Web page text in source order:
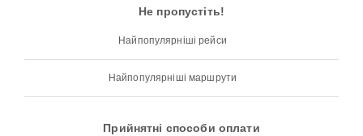
Не пропустіть!
Найпопулярніші рейси
Найпопулярніші маршрути
Прийнятні способи оплати